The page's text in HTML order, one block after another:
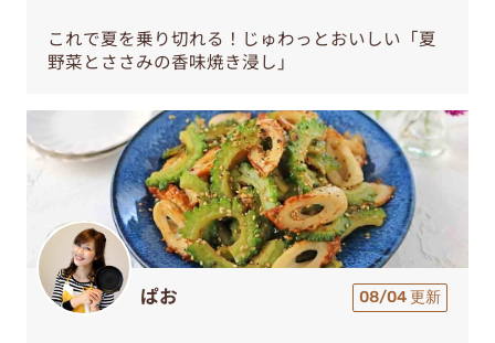
これで夏を乗り切れる！じゅわっとおいしい「夏
野菜とささみの香味焼き浸し」
ぱお 08/04 更新